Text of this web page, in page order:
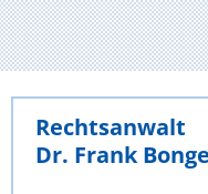
Rechtsanwalt
Dr. Frank